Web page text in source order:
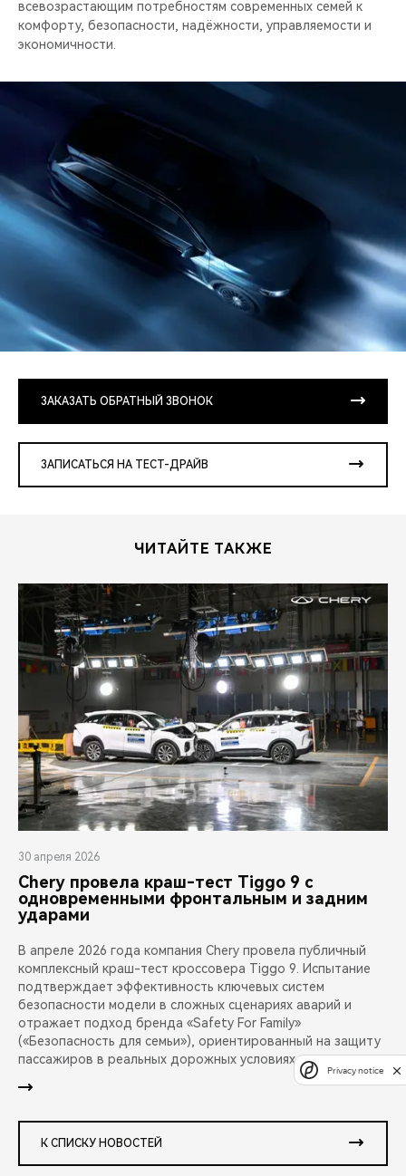
всевозрастающим потребностям современных семей к
комфорту, безопасности, надёжности, управляемости и
экономичности.
ЗАКАЗАТЬ ОБРАТНЫЙ ЗВОНОК
ЗАПИСАТЬСЯ НА ТЕСТ-ДРАЙВ
ЧИТАЙТЕ ТАКЖЕ
30 апреля 2026
Chery провела краш-тест Tiggo 9 с
одновременными фронтальным и задним
ударами
В апреле 2026 года компания Chery провела публичный
комплексный краш-тест кроссовера Tiggo 9. Испытание
подтверждает эффективность ключевых систем
безопасности модели в сложных сценариях аварий и
отражает подход бренда «Safety For Family»
(«Безопасность для семьи»), ориентированный на защиту
пассажиров в реальных дорожных условиях.
К СПИСКУ НОВОСТЕЙ
Privacy notice